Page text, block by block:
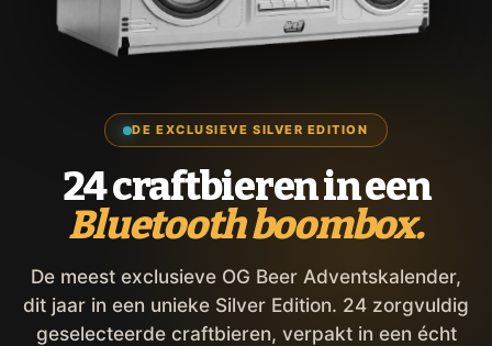
DE EXCLUSIEVE SILVER EDITION
24 craftbieren in een
Bluetooth boombox.
De meest exclusieve OG Beer Adventskalender,
dit jaar in een unieke Silver Edition. 24 zorgvuldig
geselecteerde craftbieren, verpakt in een écht